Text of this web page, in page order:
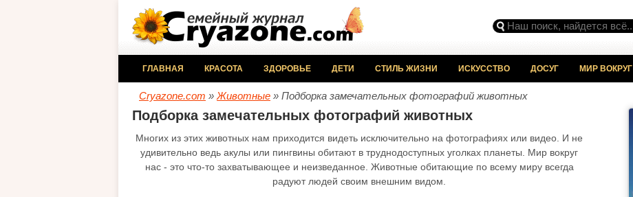
ГЛАВНАЯ КРАСОТА ЗДОРОВЬЕ ДЕТИ СТИЛЬ ЖИЗНИ ИСКУССТВО ДОСУГ МИР ВОКРУГ
Cryazone.com » Животные » Подборка замечательных фотографий животных
Подборка замечательных фотографий животных
Многих из этих животных нам приходится видеть исключительно на фотографиях или видео. И не
удивительно ведь акулы или пингвины обитают в труднодоступных уголках планеты. Мир вокруг
нас - это что-то захватывающее и неизведанное. Животные обитающие по всему миру всегда
радуют людей своим внешним видом.